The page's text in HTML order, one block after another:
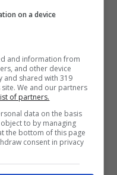
più amate in
oggi Britney
per giorni
delle attuali
dal
in onda su Fox,
on a device
and information from
and other device
and shared with 319
We and our partners
of partners.
data on the basis
to by managing
the bottom of this page
consent in privacy